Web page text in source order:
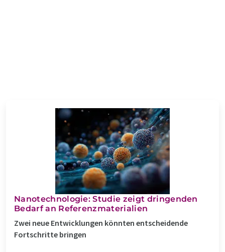
Nanotechnologie: Studie zeigt dringenden
Bedarf an Referenzmaterialien
Zwei neue Entwicklungen könnten entscheidende
Fortschritte bringen